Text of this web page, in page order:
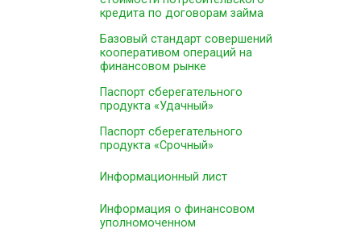
кредита по договорам займа
Базовый стандарт совершений
кооперативом операций на
финансовом рынке
Паспорт сберегательного
продукта «Удачный»
Паспорт сберегательного
продукта «Срочный»
Информационный лист
Информация о финансовом
уполномоченном